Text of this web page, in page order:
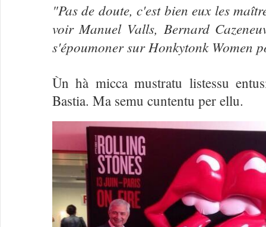
"Pas de doute, c'est bien eux les
voir Manuel Valls, Bernard
s'époumoner sur Honkytonk Women
Ùn hà micca mustratu listessu
Bastia. Ma semu cuntentu per ellu.